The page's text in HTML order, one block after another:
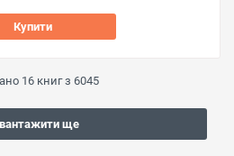
Купити
16 книг з 6045
ще